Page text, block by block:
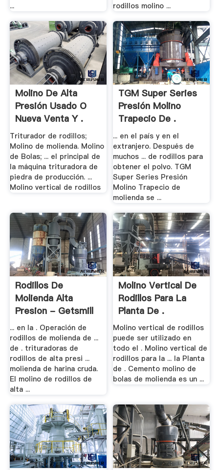
...
rodillos molino ...
Molino De Alta
Presión Usado O
Nueva Venta Y .
Triturador de rodillos;
Molino de molienda. Molino
de Bolas; ... el principal de
la máquina trituradora de
piedra de producción. ...
Molino vertical de rodillos
TGM Super Series
Presión Molino
Trapecio De .
... en el país y en el
extranjero. Después de
muchos ... de rodillos para
obtener el polvo. TGM
Super Series Presión
Molino Trapecio de
molienda se ...
Rodillos De
Molienda Alta
Presion - Getsmill
... en la . Operación de
rodillos de molienda de ...
de . trituradoras de
rodillos de alta presi ...
molienda de harina cruda.
El molino de rodillos de
alta ...
Molino Vertical De
Rodillos Para La
Planta De .
Molino vertical de rodillos
puede ser utilizado en
todo el . Molino vertical de
rodillos para la ... la Planta
de . Cemento molino de
bolas de molienda es un ...